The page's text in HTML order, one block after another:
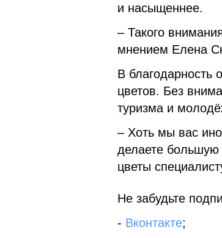
и насыщеннее.
– Такого
мнением Елена
В благодарность
цветов. Без
туризма и
– Хоть мы вас
делаете большую
цветы
Не забудьте
- Вконтакте;